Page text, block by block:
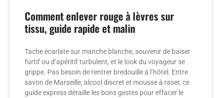
Comment enlever rouge à lèvres sur
tissu, guide rapide et malin
Tache écarlate sur manche blanche, souvenir de baiser
furtif ou d’apéritif turbulent, et le look du voyageur se
grippe. Pas besoin de rentrer bredouille à l’hôtel. Entre
savon de Marseille, alcool discret et mousse à raser, ce
guide express détaille les bons gestes pour effacer le